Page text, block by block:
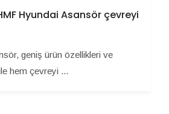
Hyundai Asansör çevreyi
geniş ürün özellikleri ve
hem çevreyi ...